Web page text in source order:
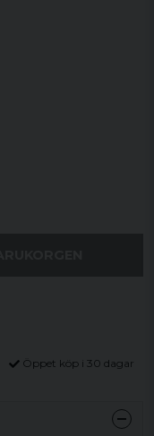
Öppet köp i 30 dagar